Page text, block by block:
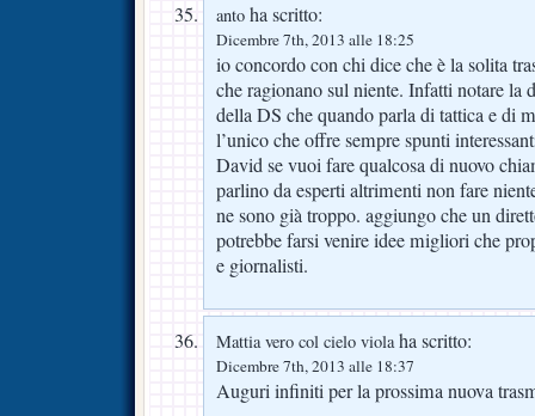
anto ha scritto:
Dicembre 7th, 2013 alle 18:25
io concordo con chi dice che è la solita
che ragionano sul niente. Infatti notare la
della DS che quando parla di tattica e di
l’unico che offre sempre spunti
David se vuoi fare qualcosa di nuovo
parlino da esperti altrimenti non fare
ne sono già troppo. aggiungo che un
potrebbe farsi venire idee migliori che
e giornalisti.
Mattia vero col cielo violaha scritto:
Dicembre 7th, 2013 alle 18:37
Auguri infiniti per la prossima nuova